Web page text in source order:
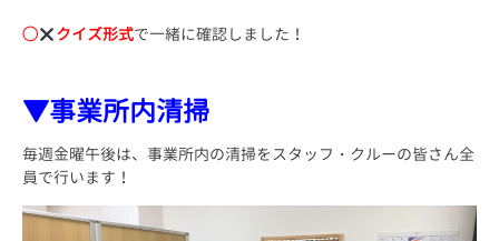
◯ クイズ形式で一緒に確認しました！
▼事業所内清掃
毎週金曜午後は、事業所内の清掃をスタッフ・クルーの皆さん全
員で行います！